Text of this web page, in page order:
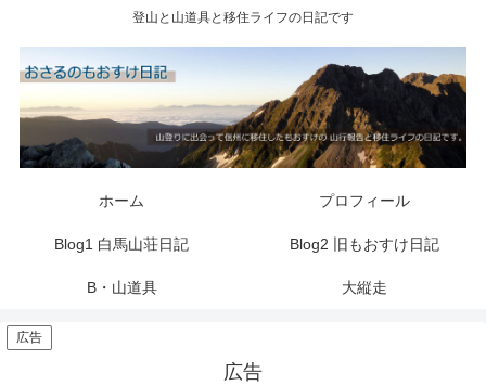
登山と山道具と移住ライフの日記です
ホーム プロフィール
Blog1 白馬山荘日記 Blog2 旧もおすけ日記
B・山道具 大縦走
広告
広告